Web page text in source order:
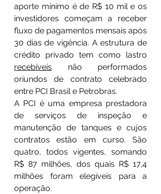
aporte mínimo é de R$ 10 mil e os
investidores começam a receber
fluxo de pagamentos mensais após
30 dias de vigência. A estrutura de
recebíveis não performados
oriundos de contrato celebrado
entre PCI Brasil e Petrobras.
A PCI é uma empresa prestadora
de serviços de inspeção e
manutenção de tanques e cujos
contratos estão em curso. São
quatro, todos vigentes, somando
R$ 87 milhões, dos quais R$ 17,4
milhões foram elegíveis para a
operação.